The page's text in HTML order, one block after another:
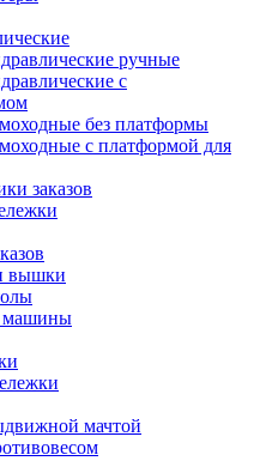
ручные
с
без платформы
с платформой для
заказов
вышки
машины
мачтой